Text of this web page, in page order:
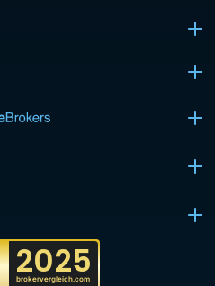
2025
brokervergleich.com